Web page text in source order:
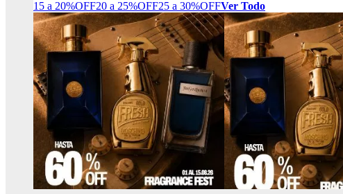
15 a 20%OFF20 a 25%OFF25 a 30%OFFVer Todo